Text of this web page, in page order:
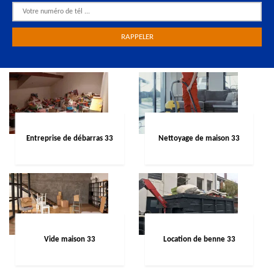
Entreprise de débarras 33 Nettoyage de maison 33
Vide maison 33 Location de benne 33